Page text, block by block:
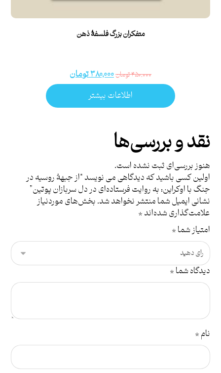
متفکران بزرگ فلسفۀ ذهن
۴۵۰,۰۰۰تومان۳۸۰,۰۰۰تومان
اطلاعات بیشتر
نقد و بررسی‌ها
هنوز بررسی‌ای ثبت نشده است.
اولین کسی باشید که دیدگاهی می نویسد “از جبهۀ روسیه در
جنگ با اوکراین: به روایت فرستاده‌ای در دل سربازان پوتین”
نشانی ایمیل شما منتشر نخواهد شد.بخش‌های موردنیاز
علامت‌گذاری شده‌اند*
امتیاز شما*
دیدگاه شما*
نام*